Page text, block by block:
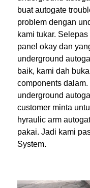
buat autogate
problem dengan
kami tukar.
panel okay dan
underground
baik, kami dah
components
underground
customer minta
hyraulic arm
pakai. Jadi kami
System.